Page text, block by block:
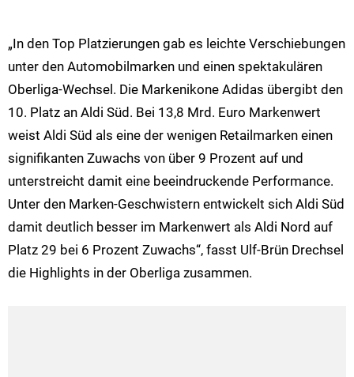
„In den Top Platzierungen gab es leichte Verschiebungen
unter den Automobilmarken und einen spektakulären
Oberliga-Wechsel. Die Markenikone Adidas übergibt den
10. Platz an Aldi Süd. Bei 13,8 Mrd. Euro Markenwert
weist Aldi Süd als eine der wenigen Retailmarken einen
signifikanten Zuwachs von über 9 Prozent auf und
unterstreicht damit eine beeindruckende Performance.
Unter den Marken-Geschwistern entwickelt sich Aldi Süd
damit deutlich besser im Markenwert als Aldi Nord auf
Platz 29 bei 6 Prozent Zuwachs“, fasst Ulf-Brün Drechsel
die Highlights in der Oberliga zusammen.